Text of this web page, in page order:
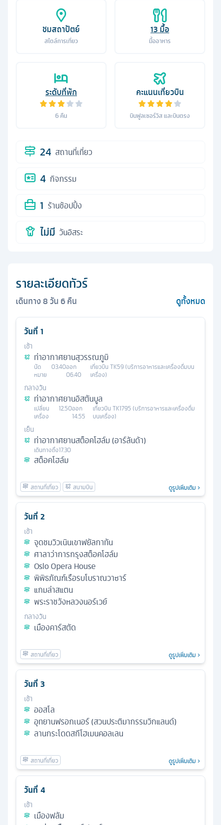
ชมสถาปัตย์
สไตล์การเที่ยว
13 มื้อ
มื้ออาหาร
ระดับที่พัก
6 คืน
คะแนนเที่ยวบิน
บินฟูลเซอร์วิส และบินตรง
24 สถานที่เที่ยว
4 กิจกรรม
1 ร้านช้อปปิ้ง
ไม่มี วันอิสระ
รายละเอียดทัวร์
เดินทาง8วัน6คืน ดูทั้งหมด
วันที่ 1
เช้า
ท่าอากาศยานสุวรรณภูมิ
นัด
หมาย
03.40ออก
06.40
เที่ยวบิน TK59 (บริการอาหารและเครื่องดื่มบน
เครื่อง)
กลางวัน
ท่าอากาศยานอิสตันบูล
เปลี่ยน
เครื่อง
12.50ออก
14.55
เที่ยวบินTK1795 (บริการอาหารและเครื่องดื่ม
บนเครื่อง)
เย็น
ท่าอากาศยานสต็อคโฮล์ม (อาร์ลันด้า)
เดินทางถึง17.30
สต็อคโฮล์ม
ดูรูปเพิ่มเติม
วันที่ 2
เช้า
จุดชมวิวเนินเขาฟยัลกาทัน
ศาลาว่าการกรุงสต็อคโฮล์ม
Oslo Opera House
พิพิธภัณฑ์เรือรบโบราณวาซาร์
แกมล่าสแตน
พระราชวังหลวงนอร์เวย์
กลางวัน
เมืองคาร์สตัด
ดูรูปเพิ่มเติม
วันที่ 3
เช้า
ออสโล
อุทยานฟรอกเนอร์ (สวนประติมากรรมวิกแลนด์)
ลานกระโดดสกีโฮเมนคอลเลน
ดูรูปเพิ่มเติม
วันที่ 4
เช้า
เมืองฟลัม